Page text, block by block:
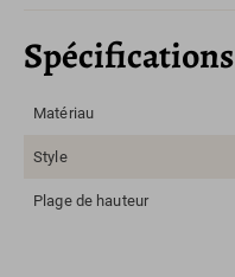
Spécifications
Matériau
Style
Plage de hauteur